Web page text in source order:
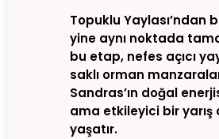
Topuklu Yaylası’ndan
yine aynı noktada
bu etap, nefes açıcı
saklı orman
Sandras’ın doğal
ama etkileyici bir yarış
yaşatır.